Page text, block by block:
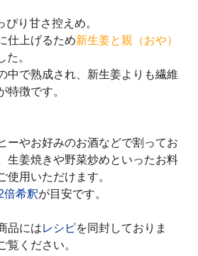
り甘さ控えめ。
仕上げるため新生姜と親（おや）
た。
中で熟成され、新生姜よりも繊維
特徴です。
ーやお好みのお酒などで割ってお
生姜焼きや野菜炒めといったお料
使用いただけます。
倍希釈が目安です。
品にはレシピを同封しておりま
覧ください。